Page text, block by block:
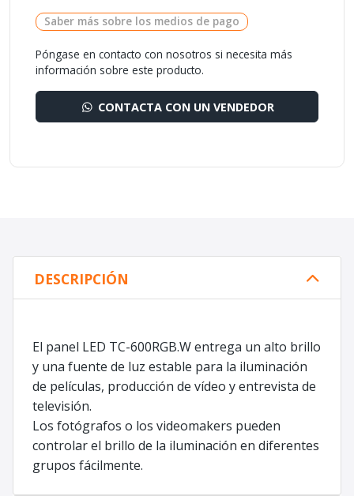
Saber más sobre los medios de pago
Póngase en contacto con nosotros si necesita más
información sobre este producto.
CONTACTA CON UN VENDEDOR
DESCRIPCIÓN
El panel LED TC-600RGB.W entrega un alto brillo
y una fuente de luz estable para la iluminación
de películas, producción de vídeo y entrevista de
televisión.
Los fotógrafos o los videomakers pueden
controlar el brillo de la iluminación en diferentes
grupos fácilmente.